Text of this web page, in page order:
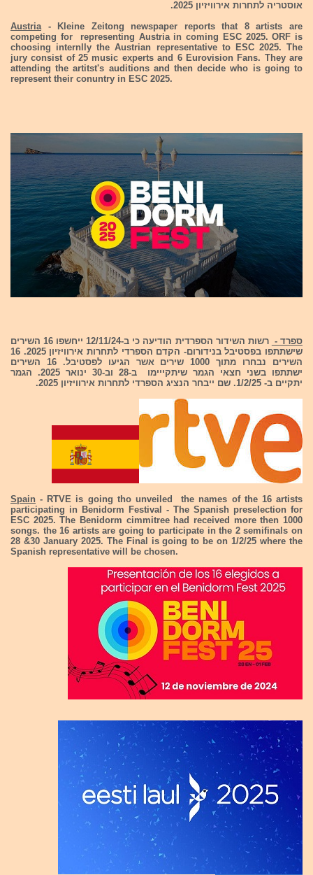
אוסטריה לתחרות אירוויזיון 2025.
Austria- Kleine Zeitong newspaper reports that 8 artists are
competing for representing Austria in coming ESC 2025. ORF is
choosing internlly the Austrian representative to ESC 2025. The
jury consist of 25 music experts and 6 Eurovision Fans. They are
attending the artitst's auditions and then decide who is going to
represent their conuntry in ESC 2025.
ספרד -
רשות השידור הספרדית הודיעה כי ב-12/11/24 ייחשפו 16 השירים
שישתתפו בפסטיבל בנידורום- הקדם הספרדי לתחרות אירוויזיון 2025. 16
השירים נבחרו מתוך 1000 שירים אשר הגיעו לפסטיבל. 16 השירים
ישתתפו בשני חצאי הגמר שיתקייימו ב-28 וב-30 ינואר 2025. הגמר
יתקיים ב- 1/2/25. שם ייבחר הנציג הספרדי לתחרות אירוויזיון 2025.
Spain - RTVE is going tho unveiled the names of the 16 artists
participating in Benidorm Festival - The Spanish preselection for
ESC 2025. The Benidorm cimmitree had received more then 1000
songs. the 16 artists are going to participate in the 2 semifinals on
28 &30 January 2025. The Final is going to be on 1/2/25 where the
Spanish representative will be chosen.